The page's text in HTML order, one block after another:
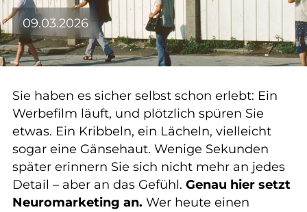
09.03.2026
Sie haben es sicher selbst schon erlebt: Ein
Werbefilm läuft, und plötzlich spüren Sie
etwas. Ein Kribbeln, ein Lächeln, vielleicht
sogar eine Gänsehaut. Wenige Sekunden
später erinnern Sie sich nicht mehr an jedes
Detail – aber an das Gefühl. Genau hier setzt
Neuromarketing an. Wer heute einen